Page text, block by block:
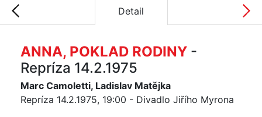
Detail
ANNA, POKLAD RODINY -
Repríza 14.2.1975
Marc Camoletti, Ladislav Matějka
Repríza 14.2.1975, 19:00 - Divadlo Jiřího Myrona